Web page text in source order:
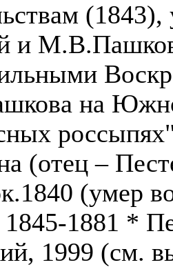
и
на
(отец –
(умер
1845-1881 *
1999 (см.